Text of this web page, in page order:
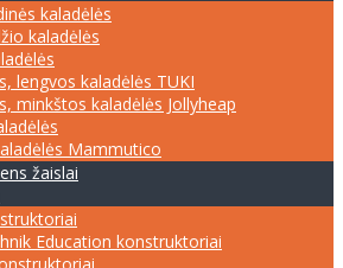
kaladėlės
kaladėlės
lengvos kaladėlės TUKI
minkštos kaladėlės Jollyheap
Mammutico
žaislai
Education konstruktoriai